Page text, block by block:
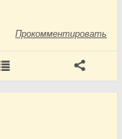
Прокомментировать